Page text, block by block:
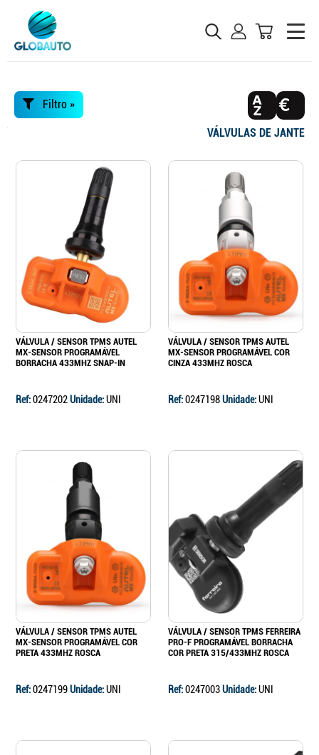
Filtro »
VÁLVULAS DE JANTE
VÁLVULA / SENSOR TPMS AUTEL
MX-SENSOR PROGRAMÁVEL
BORRACHA 433MHZ SNAP-IN
Ref:0247202Unidade:UNI
VÁLVULA / SENSOR TPMS AUTEL
MX-SENSOR PROGRAMÁVEL COR
CINZA 433MHZ ROSCA
Ref:0247198Unidade:UNI
VÁLVULA / SENSOR TPMS AUTEL
MX-SENSOR PROGRAMÁVEL COR
PRETA 433MHZ ROSCA
Ref:0247199Unidade:UNI
VÁLVULA / SENSOR TPMS FERREIRA
PRO-F PROGRAMÁVEL BORRACHA
COR PRETA 315/433MHZ ROSCA
Ref:0247003Unidade:UNI